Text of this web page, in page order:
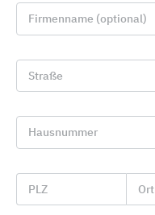
Firmenname (optional)
Straße
Hausnummer
PLZ Ort